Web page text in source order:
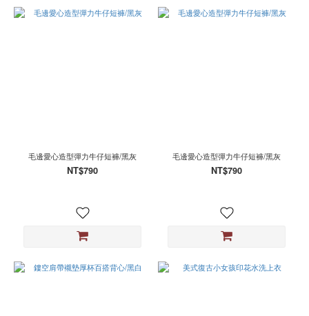
毛邊愛心造型彈力牛仔短褲/黑灰
NT$790
毛邊愛心造型彈力牛仔短褲/黑灰
NT$790